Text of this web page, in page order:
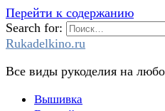
Перейти к содержанию
Search for:
Rukadelkino.ru
Все виды рукоделия на
Вышивка